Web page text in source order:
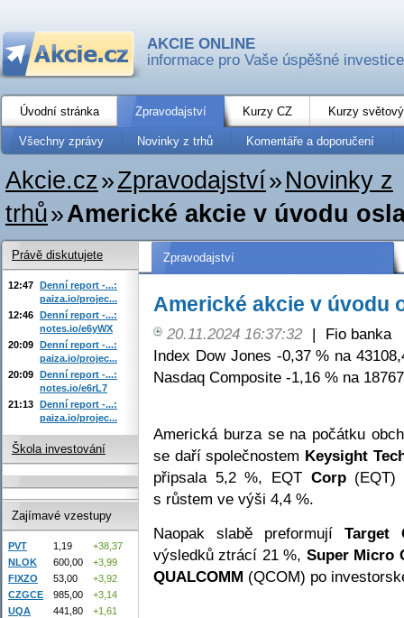
AKCIE ONLINE
informace pro Vaše úspěšné investice
Úvodní stránka Zpravodajství Kurzy CZ Kurzy
Všechny zprávy Novinky z trhů Komentáře a doporučení
Akcie.cz»Zpravodajství» Novinky z
trhů»Americké akcie v úvodu
Zpravodajství
Americké akcie v úvodu
20.11.2024 16:37:32 |
Fio banka
Index Dow Jones -0,37 % na
Nasdaq Composite -1,16 % na
Americká burza se na počátku
se daří společnostem Keysight
připsala 5,2 %, EQTCorp(EQT)
s růstem ve výši 4,4 %.
Naopak slabě preformují Target
výsledků ztrácí 21 %, Super Micro
QUALCOMM (QCOM) po
Právě diskutujete
12:47 Denní report -...:
paiza.io/projec...
12:46 Denní report -...:
notes.io/e6yWX
20:09 Denní report -...:
paiza.io/projec...
20:09 Denní report -...:
notes.io/e6rL7
21:13 Denní report -...:
paiza.io/projec...
Škola investování
Zajímavé vzestupy
PVT 1,19
+38,37
NLOK
600,00
+3,99
FIXZO
53,00
+3,92
CZGCE
985,00
+3,14
UQA
441,80 +1,61